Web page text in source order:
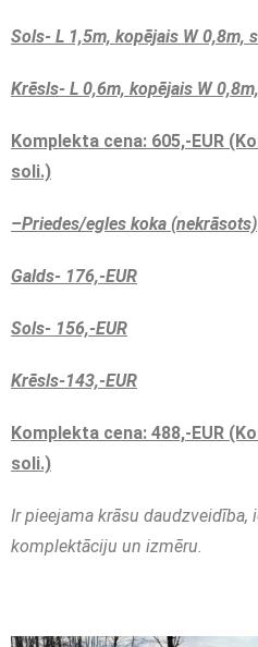
Sols- L 1,5m, kopējais W 0,8m,
Krēsls- L 0,6m, kopējais W
Komplekta cena: 605,-EUR
soli.)
–Priedes/egles koka (nekrāsots)
Galds- 176,-EUR
Sols- 156,-EUR
Krēsls-143,-EUR
Komplekta cena: 488,-EUR
soli.)
Ir pieejama krāsu daudzveidība,
komplektāciju un izmēru.